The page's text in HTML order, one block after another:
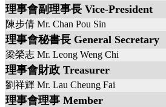
理事會副理事長 Vice-President
陳步倩 Mr. Chan Pou Sin
理事會秘書長 General Secretary
梁榮志 Mr. Leong Weng Chi
理事會財政 Treasurer
劉祥輝 Mr. Lau Cheung Fai
理事會理事 Member